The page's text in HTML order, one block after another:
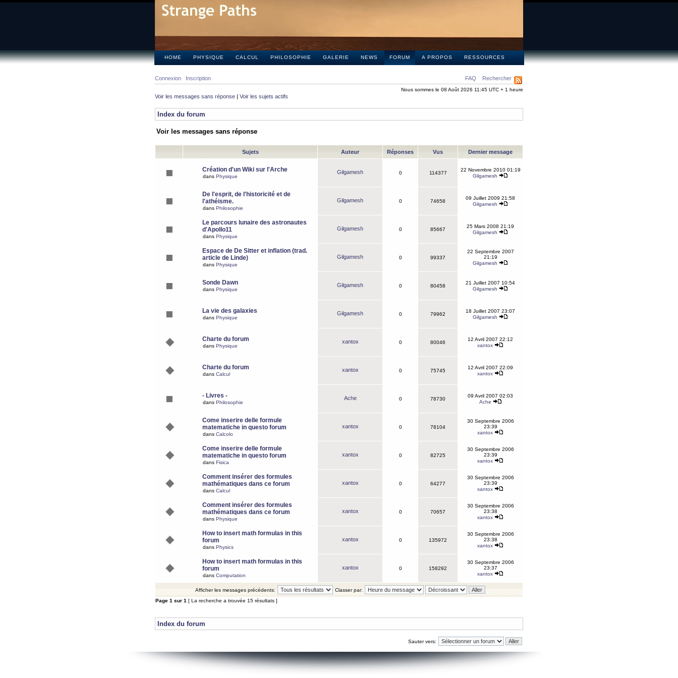
HOME PHYSIQUE CALCUL PHILOSOPHIE GALERIE NEWS FORUM A PROPOS RESSOURCES
FAQ Rechercher
Connexion Inscription
Nous sommes le 08 Août 2026 11:45 UTC + 1 heure
Voir les messages sans réponse | Voir les sujets actifs
Index du forum
Voir les messages sans réponse
Sujets Auteur Réponses Vus Dernier message
Création d'un Wiki sur l'Arche
dans Physique
Gilgamesh 0 114377
22 Novembre 2010 01:19
Gilgamesh
De l'esprit, de l'historicité et de
l'athéisme.
dans Philosophie
Gilgamesh 0 74658
09 Juillet 2009 21:58
Gilgamesh
Le parcours lunaire des astronautes
d'Apollo11
dans Physique
Gilgamesh 0 85667
25 Mars 2008 21:19
Gilgamesh
Espace de De Sitter et inflation (trad.
article de Linde)
dans Physique
Gilgamesh 0 99337
22 Septembre 2007
21:19
Gilgamesh
Sonde Dawn
dans Physique
Gilgamesh 0 80458
21 Juillet 2007 10:54
Gilgamesh
La vie des galaxies
dans Physique
Gilgamesh 0 79962
18 Juillet 2007 23:07
Gilgamesh
Charte du forum
dans Physique
xantox 0 80046
12 Avril 2007 22:12
xantox
Charte du forum
dans Calcul
xantox 0 75745
12 Avril 2007 22:09
xantox
- Livres -
dans Philosophie
Ache 0 78730
09 Avril 2007 02:03
Ache
Come inserire delle formule
matematiche in questo forum
dans Calcolo
xantox 0 78104
30 Septembre 2006
23:39
xantox
Come inserire delle formule
matematiche in questo forum
dans Fisica
xantox 0 82725
30 Septembre 2006
23:39
xantox
Comment insérer des formules
mathématiques dans ce forum
dans Calcul
xantox 0 64277
30 Septembre 2006
23:39
xantox
Comment insérer des formules
mathématiques dans ce forum
dans Physique
xantox 0 70657
30 Septembre 2006
23:38
xantox
How to insert math formulas in this
forum
dans Physics
xantox 0 135972
30 Septembre 2006
23:38
xantox
How to insert math formulas in this
forum
dans Computation
xantox 0 158292
30 Septembre 2006
23:37
xantox
Afficher les messages précédents:
Classer par:
Page 1 sur 1 [ La recherche a trouvée 15 résultats ]
Index du forum
Sauter vers: